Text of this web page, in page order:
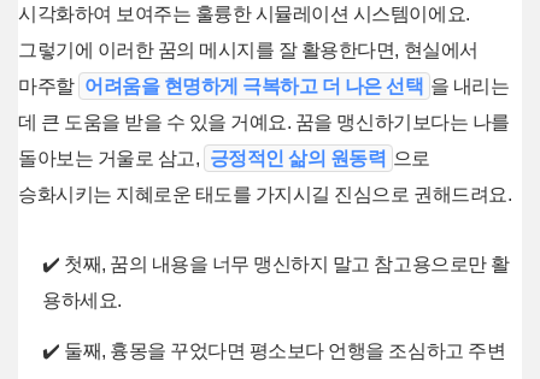
시각화하여 보여주는 훌륭한 시뮬레이션 시스템이에요.
그렇기에 이러한 꿈의 메시지를 잘 활용한다면, 현실에서
마주할 어려움을 현명하게 극복하고 더 나은 선택 을 내리는
데 큰 도움을 받을 수 있을 거예요. 꿈을 맹신하기보다는 나를
돌아보는 거울로 삼고, 긍정적인 삶의 원동력 으로
승화시키는 지혜로운 태도를 가지시길 진심으로 권해드려요.
✔️ 첫째, 꿈의 내용을 너무 맹신하지 말고 참고용으로만 활
용하세요.
✔️ 둘째, 흉몽을 꾸었다면 평소보다 언행을 조심하고 주변